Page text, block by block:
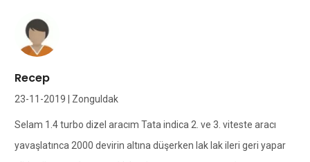
Recep
23-11-2019 | Zonguldak
Selam 1.4 turbo dizel aracım Tata indica 2. ve 3. viteste aracı
yavaşlatınca 2000 devirin altına düşerken lak lak ileri geri yapar